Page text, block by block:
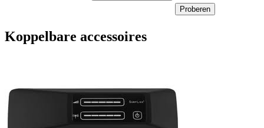
Proberen
Koppelbare accessoires